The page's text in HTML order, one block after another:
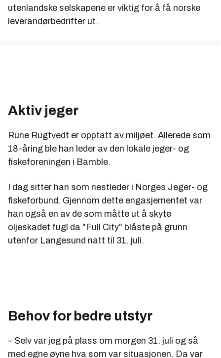
utenlandske selskapene er viktig for å få norske
leverandørbedrifter ut.
Aktiv jeger
Rune Rugtvedt er opptatt av miljøet. Allerede som
18-åring ble han leder av den lokale jeger- og
fiskeforeningen i Bamble.
I dag sitter han som nestleder i Norges Jeger- og
fiskeforbund. Gjennom dette engasjementet var
han også en av de som måtte ut å skyte
oljeskadet fugl da "Full City" blåste på grunn
utenfor Langesund natt til 31. juli.
Behov for bedre utstyr
– Selv var jeg på plass om morgen 31. juli og så
med egne øyne hva som var situasjonen. Da var